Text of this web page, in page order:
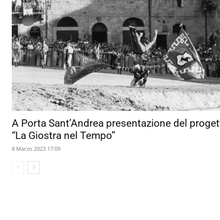
A Porta Sant’Andrea presentazione del
“La Giostra nel Tempo”
8 Marzo 2023 17:09